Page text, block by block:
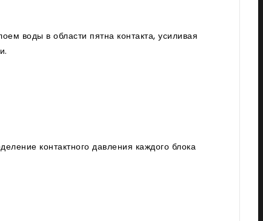
воды в области пятна контакта, усиливая
контактного давления каждого блока